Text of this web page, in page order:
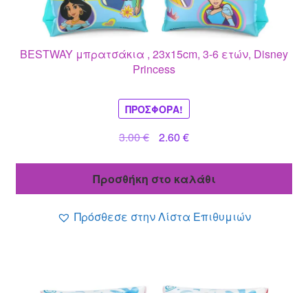
BESTWAY μπρατσάκια , 23x15cm, 3-6 ετών, Disney
Princess
ΠΡΟΣΦΟΡΆ!
3.00€
Original
3.00 €.
2.60 €Η
είναι:
Προσθήκη στο καλάθι
Πρόσθεσε στην Λίστα Επιθυμιών